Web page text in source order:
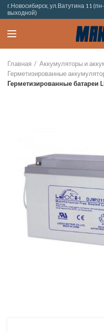
г.Новосибирск, ул.Ватутина 11
выходной)
Главная
Аккумуляторы и
Герметизированные
Герметизированные батареи